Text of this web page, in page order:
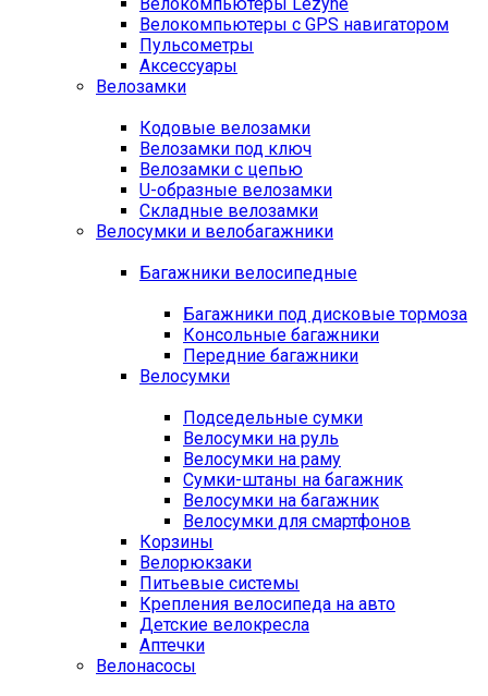
Велокомпьютеры с GPS навигатором
Пульсометры
Аксессуары
Велозамки
Кодовые велозамки
Велозамки под ключ
Велозамки с цепью
U-образные велозамки
Складные велозамки
Велосумки и велобагажники
Багажники велосипедные
Багажники под дисковые тормоза
Консольные багажники
Передние багажники
Велосумки
Подседельные сумки
Велосумки на руль
Велосумки на раму
Сумки-штаны на багажник
Велосумки на багажник
Велосумки для смартфонов
Корзины
Велорюкзаки
Питьевые системы
Крепления велосипеда на авто
Детские велокресла
Аптечки
Велонасосы